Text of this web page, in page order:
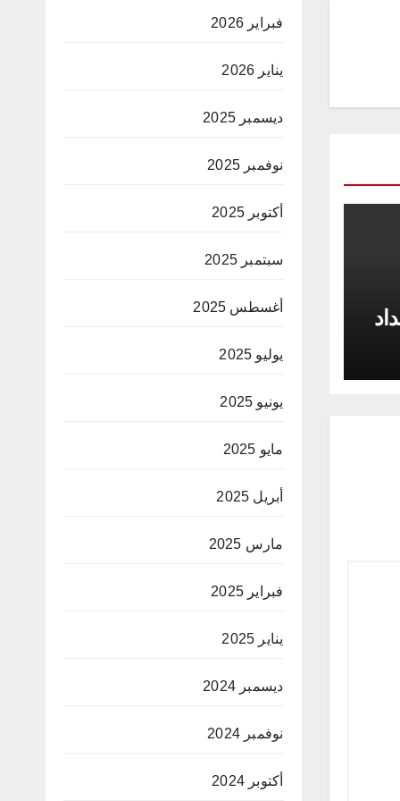
فبراير 2026
يناير 2026
ديسمبر 2025
نوفمبر 2025
أكتوبر 2025
سبتمبر 2025
أغسطس 2025
يوليو 2025
يونيو 2025
مايو 2025
أبريل 2025
مارس 2025
فبراير 2025
يناير 2025
ديسمبر 2024
نوفمبر 2024
أكتوبر 2024